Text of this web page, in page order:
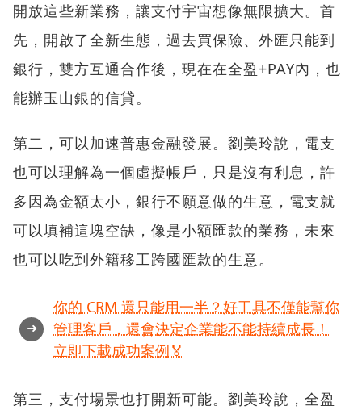
開放這些新業務，讓支付宇宙想像無限擴大。首
先，開啟了全新生態，過去買保險、外匯只能到
銀行，雙方互通合作後，現在在全盈+PAY內，也
能辦玉山銀的信貸。
第二，可以加速普惠金融發展。劉美玲說，電支
也可以理解為一個虛擬帳戶，只是沒有利息，許
多因為金額太小，銀行不願意做的生意，電支就
可以填補這塊空缺，像是小額匯款的業務，未來
也可以吃到外籍移工跨國匯款的生意。
➜
你的 CRM 還只能用一半？好工具不僅能幫你
管理客戶，還會決定企業能不能持續成長！
立即下載成功案例🏅
第三，支付場景也打開新可能。劉美玲說，全盈